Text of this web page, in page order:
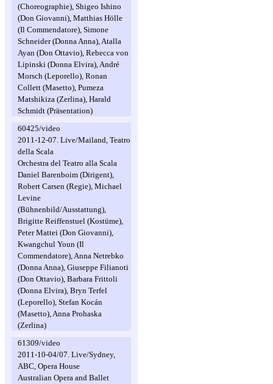
(Choreographie), Shigeo Ishino
(Don Giovanni), Matthias Hölle
(Il Commendatore), Simone
Schneider (Donna Anna), Atalla
Ayan (Don Ottavio), Rebecca von
Lipinski (Donna Elvira), André
Morsch (Leporello), Ronan
Collett (Masetto), Pumeza
Matshikiza (Zerlina), Harald
Schmidt (Präsentation)
60425/video
2011-12-07. Live/Mailand, Teatro
della Scala
Orchestra del Teatro alla Scala
Daniel Barenboim (Dirigent),
Robert Carsen (Regie), Michael
Levine
(Bühnenbild/Ausstattung),
Brigitte Reiffenstuel (Kostüme),
Peter Mattei (Don Giovanni),
Kwangchul Youn (Il
Commendatore), Anna Netrebko
(Donna Anna), Giuseppe Filianoti
(Don Ottavio), Barbara Frittoli
(Donna Elvira), Bryn Terfel
(Leporello), Stefan Kocán
(Masetto), Anna Prohaska
(Zerlina)
61309/video
2011-10-04/07. Live/Sydney,
ABC, Opera House
Australian Opera and Ballet